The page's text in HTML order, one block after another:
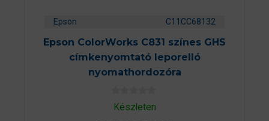
Epson C11CC68132
Epson ColorWorks C831 színes GHS
címkenyomtató leporelló
nyomathordozóra
0
aKészleten